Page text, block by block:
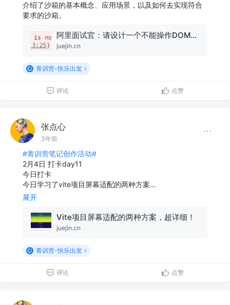
介绍了沙箱的基本概念、应用场景，以及如何去实现符合
要求的沙箱。
阿里面试官：请设计一个不能操作DOM和调接口的环境
juejin.cn
青训营-快乐出发
评论 点赞
张点心
3年前
#青训营笔记创作活动#
2月4日 打卡day11
今日打卡
今日学习了vite项目屏幕适配的两种方案…
展开
Vite项目屏幕适配的两种方案，超详细！
juejin.cn
青训营-快乐出发
评论 点赞